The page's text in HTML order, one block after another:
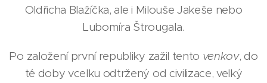
Oldřicha Blažíčka, ale i Milouše Jakeše nebo
Lubomíra Štrougala.
Po založení první republiky zažil tento venkov, do
té doby vcelku odtržený od civilizace, velký